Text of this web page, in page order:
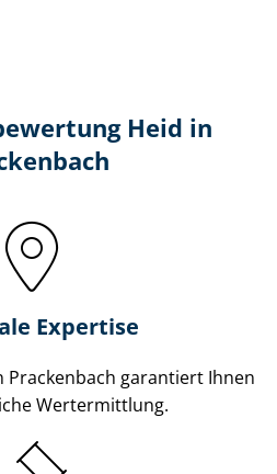
Heid in
Expertise
Prackenbach garantiert Ihnen
Wertermittlung.